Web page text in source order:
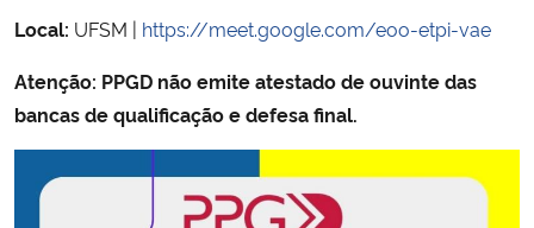
Ministério do Desenvolvimento Regional
Controladoria-Geral da União
Local: UFSM | https://meet.google.com/eoo-etpi-vae
Atenção: PPGD não emite atestado de ouvinte das
bancas de qualificação e defesa final.